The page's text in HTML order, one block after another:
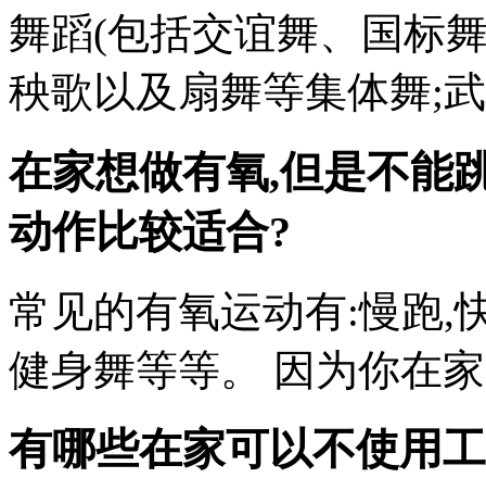
舞蹈(包括交谊舞、国标
秧歌以及扇舞等集体舞;
在家想做有氧,但是不能
动作比较适合?
常见的有氧运动有:慢跑,
健身舞等等。 因为你在
有哪些在家可以不使用